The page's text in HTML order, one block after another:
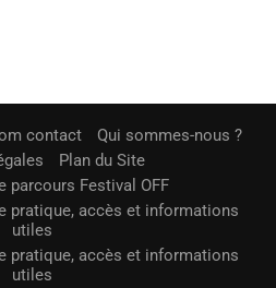
contact
Qui sommes-nous ?
Plan du Site
parcours Festival OFF
pratique, accès et informations
utiles
pratique, accès et informations
utiles